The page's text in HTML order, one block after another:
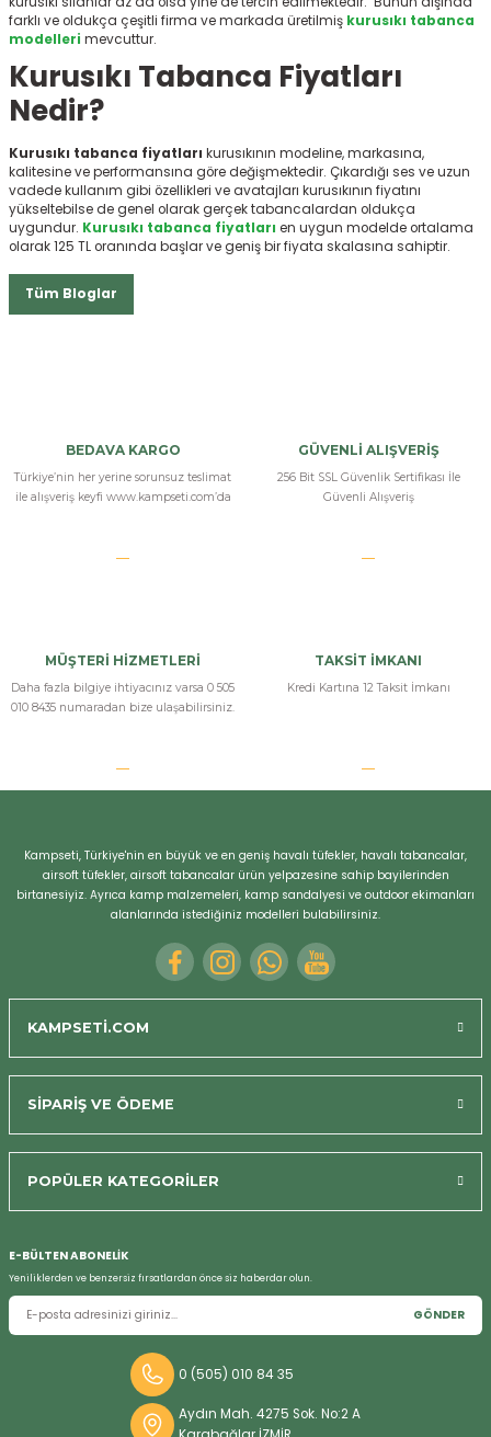
farklı ve oldukça çeşitli firma ve markada üretilmiş kurusıkı tabanca
modelleri mevcuttur.
Kurusıkı Tabanca Fiyatları
Nedir?
Kurusıkı tabanca fiyatları kurusıkının modeline, markasına,
kalitesine ve performansına göre değişmektedir. Çıkardığı ses ve uzun
vadede kullanım gibi özellikleri ve avatajları kurusıkının fiyatını
yükseltebilse de genel olarak gerçek tabancalardan oldukça
uygundur. Kurusıkı tabanca fiyatları en uygun modelde ortalama
olarak 125 TL oranında başlar ve geniş bir fiyata skalasına sahiptir.
Tüm Bloglar
BEDAVA KARGO
Türkiye’nin her yerine sorunsuz teslimat
ile alışveriş keyfi www.kampseti.com’da
GÜVENLİ ALIŞVERİŞ
256 Bit SSL Güvenlik Sertifikası İle
Güvenli Alışveriş
MÜŞTERİ HİZMETLERİ
Daha fazla bilgiye ihtiyacınız varsa 0 505
010 8435 numaradan bize ulaşabilirsiniz.
TAKSİT İMKANI
Kredi Kartına 12 Taksit İmkanı
Kampseti, Türkiye'nin en büyük ve en geniş havalı tüfekler, havalı tabancalar,
airsoft tüfekler, airsoft tabancalar ürün yelpazesine sahip bayilerinden
birtanesiyiz. Ayrıca kamp malzemeleri, kamp sandalyesi ve outdoor ekimanları
alanlarında istediğiniz modelleri bulabilirsiniz.
KAMPSETİ.COM
SİPARİŞ VE ÖDEME
POPÜLER KATEGORİLER
E-BÜLTEN ABONELİK
Yeniliklerden ve benzersiz fırsatlardan önce siz haberdar olun.
GÖNDER
0 (505) 010 84 35
Aydın Mah. 4275 Sok. No:2 A